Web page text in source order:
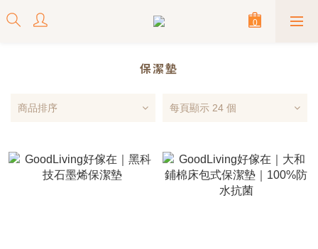
保潔墊
商品排序 每頁顯示 24 個